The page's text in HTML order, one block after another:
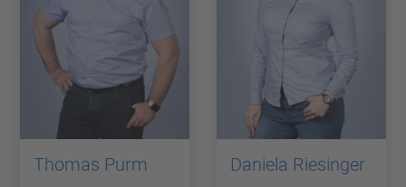
Thomas Purm Daniela Riesinger